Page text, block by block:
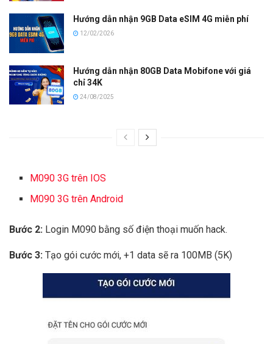
Hướng dẫn nhận 9GB Data eSIM 4G miễn phí
12/02/2026
Hướng dẫn nhận 80GB Data Mobifone với giá
chỉ 34K
24/08/2025
M090 3G trên IOS
M090 3G trên Android
Bước 2: Login M090 bằng số điện thoại muốn hack.
Bước 3: Tạo gói cước mới, +1 data sẽ ra 100MB (5K)